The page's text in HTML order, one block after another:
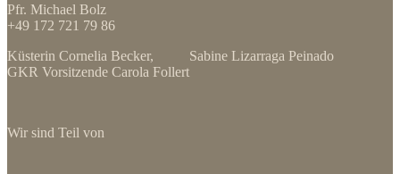
Pfr. Michael Bolz
+49 172 721 79 86
Küsterin Cornelia Becker, Sabine Lizarraga Peinado
GKR Vorsitzende Carola Follert
Wir sind Teil von